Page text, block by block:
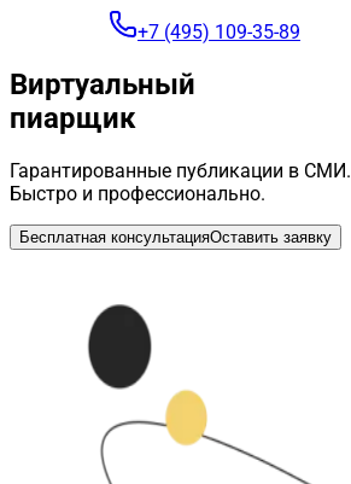
+7 (495) 109-35-89
Виртуальный
пиарщик
Гарантированные публикации в СМИ.
Быстро и профессионально.
Бесплатная консультацияОставить заявку